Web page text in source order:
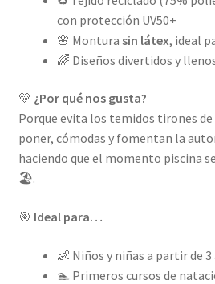
con protección UV50+
🌸 Montura sin látex, ideal
🌈 Diseños divertidos y
💛 ¿Por qué nos gusta?
Porque evita los temidos tirones de
poner, cómodas y fomentan la
haciendo que el momento piscina
🏖️.
🎯 Ideal para…
👶 Niños y niñas a partir de 3
🏊 Primeros cursos de